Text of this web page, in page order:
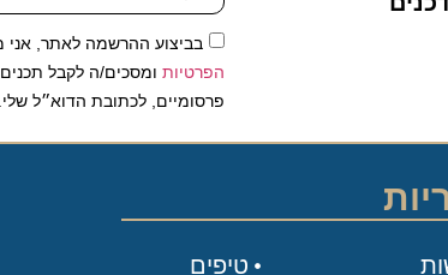
בביצוע ההרשמה לאתר, אני
הפרטיותומסכים/ה לקבל תכנים
פרסומיים, לכתובת הדוא״ל שלי.
טיפים